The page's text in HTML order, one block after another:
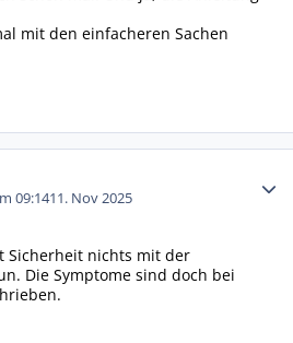
mit den einfacheren Sachen
09:1411. Nov 2025
Sicherheit nichts mit der
Die Symptome sind doch bei